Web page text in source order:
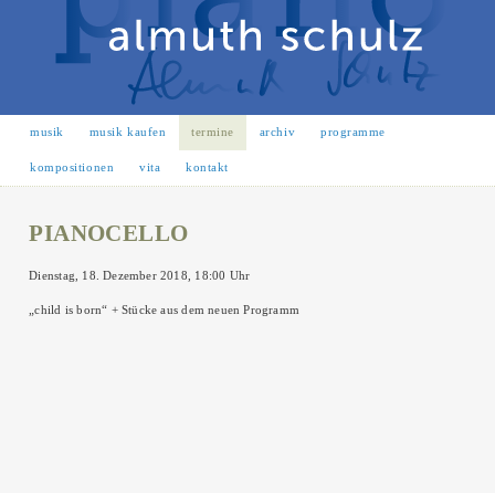
musik musik kaufen termine archiv programme
kompositionen vita kontakt
PIANOCELLO
Dienstag, 18. Dezember 2018, 18:00 Uhr
„child is born“ + Stücke aus dem neuen Programm